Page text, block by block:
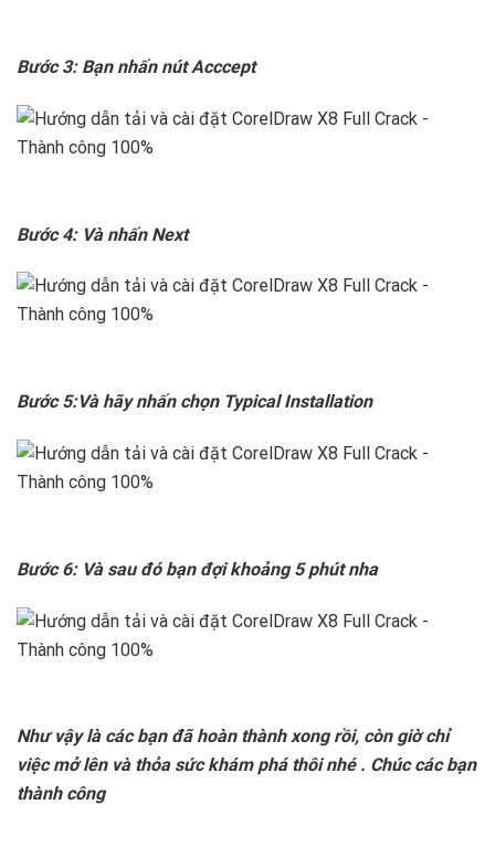
Bước 3: Bạn nhấn nút Acccept
Bước 4: Và nhấn Next
Bước 5:Và hãy nhấn chọn Typical Installation
Bước 6: Và sau đó bạn đợi khoảng 5 phút nha
Như vậy là các bạn đã hoàn thành xong rồi, còn giờ chỉ
việc mở lên và thỏa sức khám phá thôi nhé . Chúc các bạn
thành công